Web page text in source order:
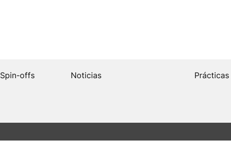
Spin-offs Prácticas
Noticias